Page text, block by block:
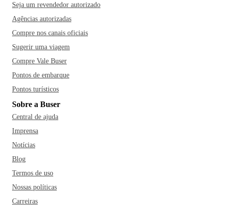
Seja um revendedor autorizado
Agências autorizadas
Compre nos canais oficiais
Sugerir uma viagem
Compre Vale Buser
Pontos de embarque
Pontos turísticos
Sobre a Buser
Central de ajuda
Imprensa
Notícias
Blog
Termos de uso
Nossas políticas
Carreiras